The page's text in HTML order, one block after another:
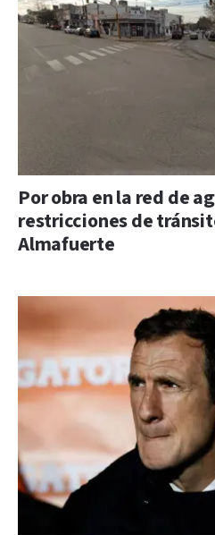
Por obra en la red de
restricciones de
Almafuerte